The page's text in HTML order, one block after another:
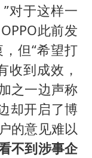
对于这样一
OPPO此前发
但“希望打
收到成效，
之一边声称
却开启了博
的意见难以
不到涉事企